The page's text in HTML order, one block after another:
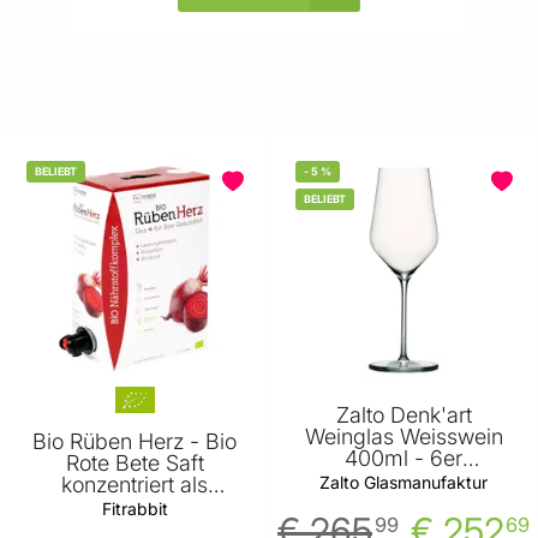
BELIEBT
Bio Rüben Herz - Bio
Rote Bete Saft
konzentriert als
Monatspackung
Fitrabbit
-5 %
BELIEBT
Zalto Denk'art
Weinglas Weisswein
400ml - 6er
Vorteilspack
Zalto Glasmanufaktur
69
99